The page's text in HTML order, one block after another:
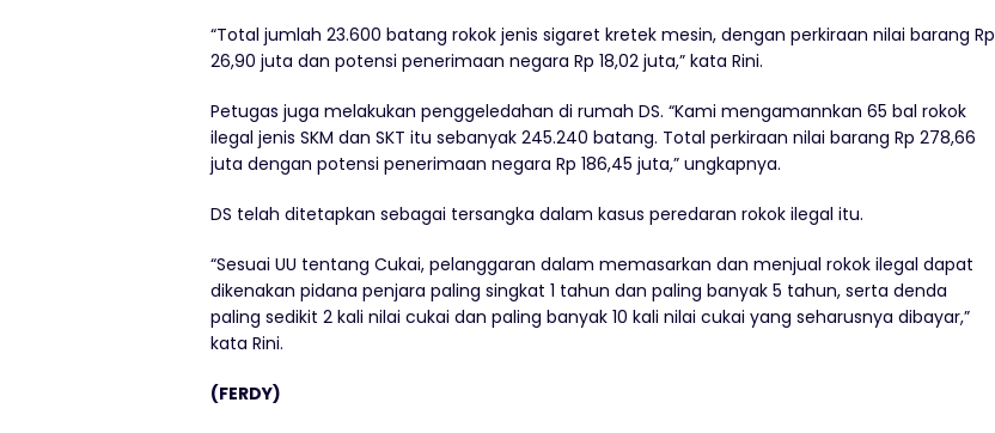
“Total jumlah 23.600 batang rokok jenis sigaret kretek mesin, dengan perkiraan nilai barang Rp
26,90 juta dan potensi penerimaan negara Rp 18,02 juta,” kata Rini.
Petugas juga melakukan penggeledahan di rumah DS. “Kami mengamannkan 65 bal rokok
ilegal jenis SKM dan SKT itu sebanyak 245.240 batang. Total perkiraan nilai barang Rp 278,66
juta dengan potensi penerimaan negara Rp 186,45 juta,” ungkapnya.
DS telah ditetapkan sebagai tersangka dalam kasus peredaran rokok ilegal itu.
“Sesuai UU tentang Cukai, pelanggaran dalam memasarkan dan menjual rokok ilegal dapat
dikenakan pidana penjara paling singkat 1 tahun dan paling banyak 5 tahun, serta denda
paling sedikit 2 kali nilai cukai dan paling banyak 10 kali nilai cukai yang seharusnya dibayar,”
kata Rini.
(FERDY)